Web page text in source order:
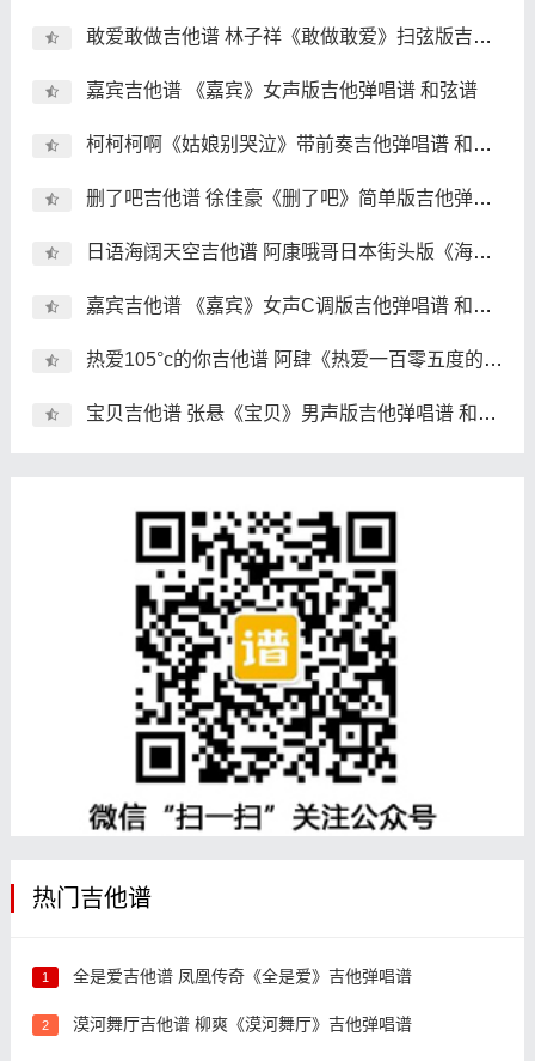
敢爱敢做吉他谱 林子祥《敢做敢爱》扫弦版吉他弹唱谱 和弦谱
嘉宾吉他谱 《嘉宾》女声版吉他弹唱谱 和弦谱
柯柯柯啊《姑娘别哭泣》带前奏吉他弹唱谱 和弦谱
删了吧吉他谱 徐佳豪《删了吧》简单版吉他弹唱谱 和弦谱
日语海阔天空吉他谱 阿康哦哥日本街头版《海阔天空》吉他弹唱
嘉宾吉他谱 《嘉宾》女声C调版吉他弹唱谱 和弦谱
热爱105°c的你吉他谱 阿肆《热爱一百零五度的你》吉他弹唱谱
宝贝吉他谱 张悬《宝贝》男声版吉他弹唱谱 和弦谱
热门吉他谱
1 全是爱吉他谱 凤凰传奇《全是爱》吉他弹唱谱
2 漠河舞厅吉他谱 柳爽《漠河舞厅》吉他弹唱谱